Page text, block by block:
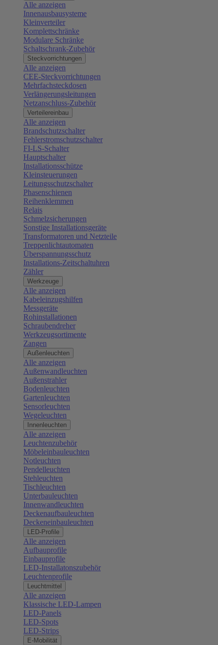
Alle anzeigen
Innenausbausysteme
Kleinverteiler
Komplettschränke
Modulare Schränke
Schaltschrank-Zubehör
Steckvorrichtungen
Alle anzeigen
CEE-Steckvorrichtungen
Mehrfachsteckdosen
Verlängerungsleitungen
Netzanschluss-Zubehör
Verteilereinbau
Alle anzeigen
Brandschutzschalter
Fehlerstromschutzschalter
FI-LS-Schalter
Hauptschalter
Installationsschütze
Kleinsteuerungen
Leitungsschutzschalter
Phasenschienen
Reihenklemmen
Relais
Schmelzsicherungen
Sonstige Installationsgeräte
Transformatoren und Netzteile
Treppenlichtautomaten
Überspannungsschutz
Installations-Zeitschaltuhren
Zähler
Werkzeuge
Alle anzeigen
Kabeleinzugshilfen
Messgeräte
Rohinstallationen
Schraubendreher
Werkzeugsortimente
Zangen
Außenleuchten
Alle anzeigen
Außenwandleuchten
Außenstrahler
Bodenleuchten
Gartenleuchten
Sensorleuchten
Wegeleuchten
Innenleuchten
Alle anzeigen
Leuchtenzubehör
Möbeleinbauleuchten
Notleuchten
Pendelleuchten
Stehleuchten
Tischleuchten
Unterbauleuchten
Innenwandleuchten
Deckenaufbauleuchten
Deckeneinbauleuchten
LED-Profile
Alle anzeigen
Aufbauprofile
Einbauprofile
LED-Installatonszubehör
Leuchtenprofile
Leuchtmittel
Alle anzeigen
Klassische LED-Lampen
LED-Panels
LED-Spots
LED-Strips
E-Mobilität